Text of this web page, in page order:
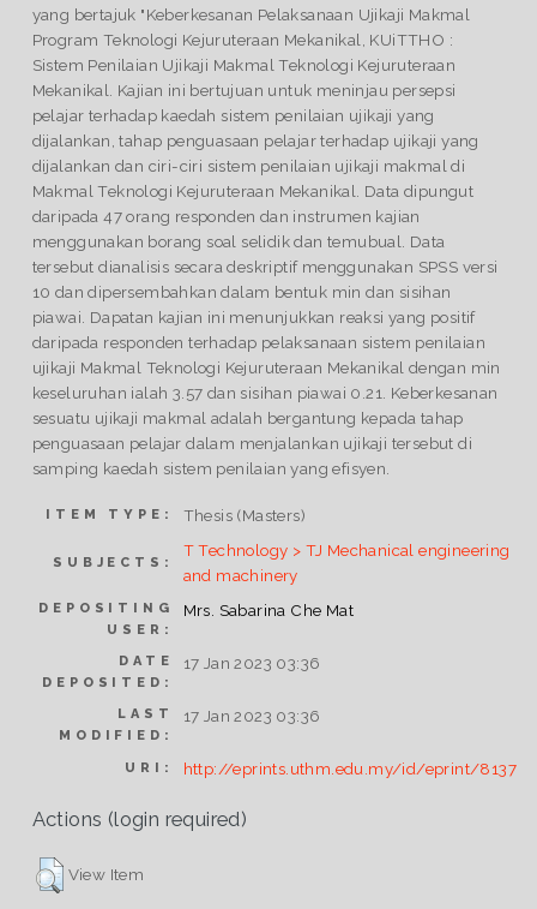
yang bertajuk "Keberkesanan Pelaksanaan Ujikaji Makmal
Program Teknologi Kejuruteraan Mekanikal, KUiTTHO :
Sistem Penilaian Ujikaji Makmal Teknologi Kejuruteraan
Mekanikal. Kajian ini bertujuan untuk meninjau persepsi
pelajar terhadap kaedah sistem penilaian ujikaji yang
dijalankan, tahap penguasaan pelajar terhadap ujikaji yang
dijalankan dan ciri-ciri sistem penilaian ujikaji makmal di
Makmal Teknologi Kejuruteraan Mekanikal. Data dipungut
daripada 47 orang responden dan instrumen kajian
menggunakan borang soal selidik dan temubual. Data
tersebut dianalisis secara deskriptif menggunakan SPSS versi
10 dan dipersembahkan dalam bentuk min dan sisihan
piawai. Dapatan kajian ini menunjukkan reaksi yang positif
daripada responden terhadap pelaksanaan sistem penilaian
ujikaji Makmal Teknologi Kejuruteraan Mekanikal dengan min
keseluruhan ialah 3.57 dan sisihan piawai 0.21. Keberkesanan
sesuatu ujikaji makmal adalah bergantung kepada tahap
penguasaan pelajar dalam menjalankan ujikaji tersebut di
samping kaedah sistem penilaian yang efisyen.
ITEM TYPE: Thesis (Masters)
SUBJECTS:
T Technology > TJ Mechanical engineering
and machinery
DEPOSITING
USER:
Mrs. Sabarina Che Mat
DATE
DEPOSITED:
17 Jan 2023 03:36
LAST
MODIFIED:
17 Jan 2023 03:36
URI: http://eprints.uthm.edu.my/id/eprint/8137
Actions (login required)
View Item